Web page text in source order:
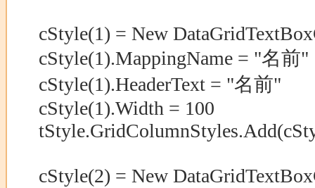
cStyle(1) = New
cStyle(1).MappingName = "名前"
cStyle(1).HeaderText = "名前"
cStyle(1).Width = 100
cStyle(2) = New